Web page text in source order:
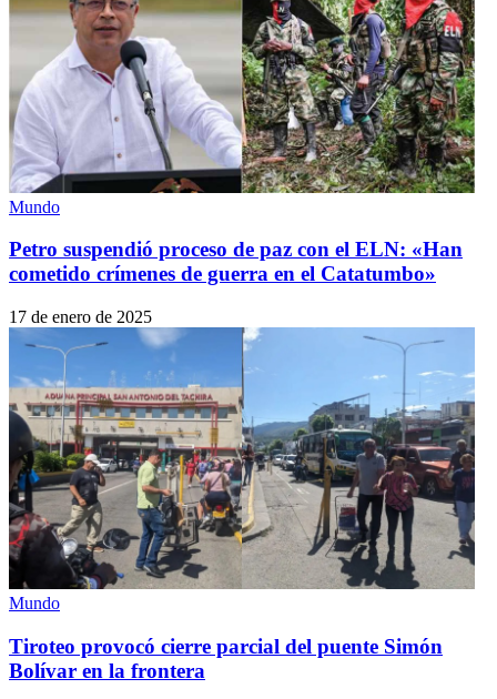
Mundo
Petro suspendió proceso de paz con el ELN: «Han
cometido crímenes de guerra en el Catatumbo»
17 de enero de 2025
Mundo
Tiroteo provocó cierre parcial del puente Simón
Bolívar en la frontera